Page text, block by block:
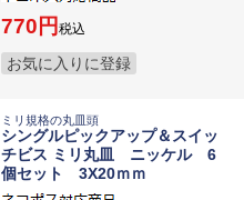
770 税込
お気に入りに登録
ミリ規格の丸皿頭
シングルピックアップ＆スイッ
チビス ミリ丸皿 ニッケル 6
個セット 3X20ｍｍ